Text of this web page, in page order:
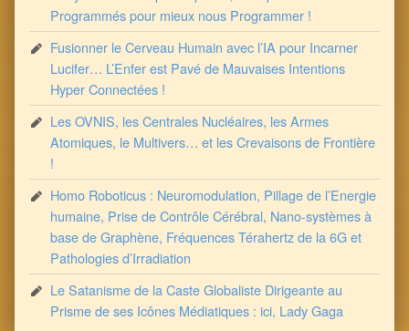
Programmés pour mieux nous Programmer !
Fusionner le Cerveau Humain avec l’IA pour Incarner
Lucifer… L’Enfer est Pavé de Mauvaises Intentions
Hyper Connectées !
Les OVNIS, les Centrales Nucléaires, les Armes
Atomiques, le Multivers… et les Crevaisons de Frontière
!
Homo Roboticus : Neuromodulation, Pillage de l’Energie
humaine, Prise de Contrôle Cérébral, Nano-systèmes à
base de Graphène, Fréquences Térahertz de la 6G et
Pathologies d’Irradiation
Le Satanisme de la Caste Globaliste Dirigeante au
Prisme de ses Icônes Médiatiques : ici, Lady Gaga